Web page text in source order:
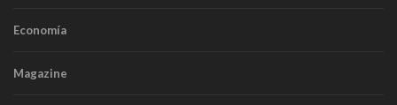
Economía
Magazine